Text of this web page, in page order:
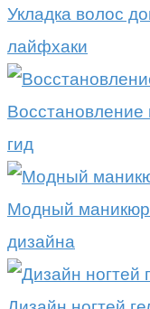
Укладка волос
лайфхаки
гид
Модный
дизайна